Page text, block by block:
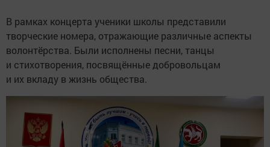
В рамках концерта ученики школы представили
творческие номера, отражающие различные аспекты
волонтёрства. Были исполнены песни, танцы
и стихотворения, посвящённые добровольцам
и их вкладу в жизнь общества.